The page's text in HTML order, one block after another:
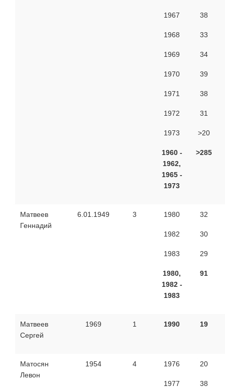
1967
1968
1969
1970
1971
1972
1973
1960 -
1962,
1965 -
1973
38
33
34
39
38
31
>20
>285
Матвеев
Геннадий
6.01.1949 3 1980
1982
1983
1980,
1982 -
1983
32
30
29
91
Матвеев
Сергей
1969 1 1990 19
Матосян
Левон
1954 4 1976
1977
20
38